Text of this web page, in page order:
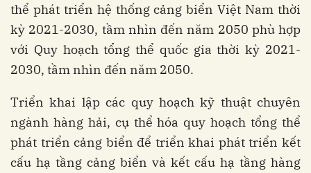
thể phát triển hệ thống cảng biển Việt Nam thời
kỳ 2021-2030, tầm nhìn đến năm 2050 phù hợp
với Quy hoạch tổng thể quốc gia thời kỳ 2021-
2030, tầm nhìn đến năm 2050.
Triển khai lập các quy hoạch kỹ thuật chuyên
ngành hàng hải, cụ thể hóa quy hoạch tổng thể
phát triển cảng biển để triển khai phát triển kết
cấu hạ tầng cảng biển và kết cấu hạ tầng hàng